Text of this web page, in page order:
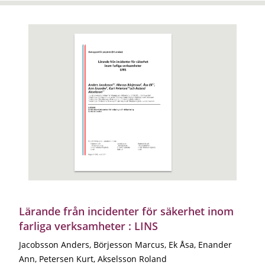
Lärande från incidenter för säkerhet inom
farliga verksamheter : LINS
Jacobsson Anders, Börjesson Marcus, Ek Åsa, Enander
Ann, Petersen Kurt, Akselsson Roland